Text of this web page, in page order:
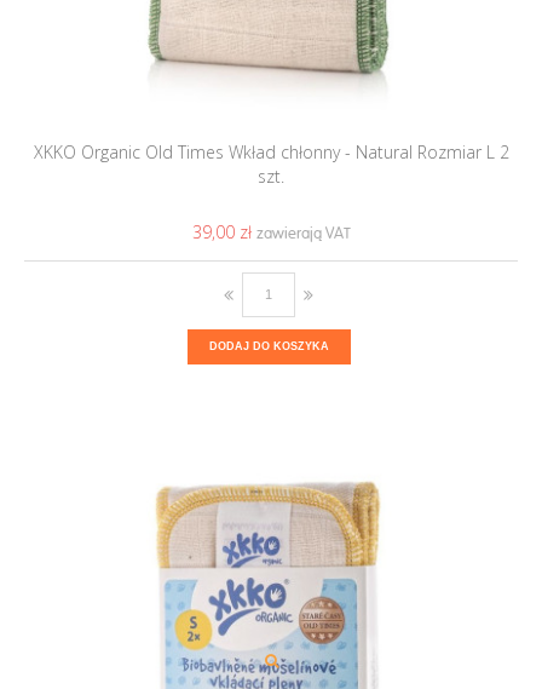
XKKO Organic Old Times Wkład chłonny - Natural Rozmiar L 2
szt.
39,00 ‎zł
DODAJ DO KOSZYKA